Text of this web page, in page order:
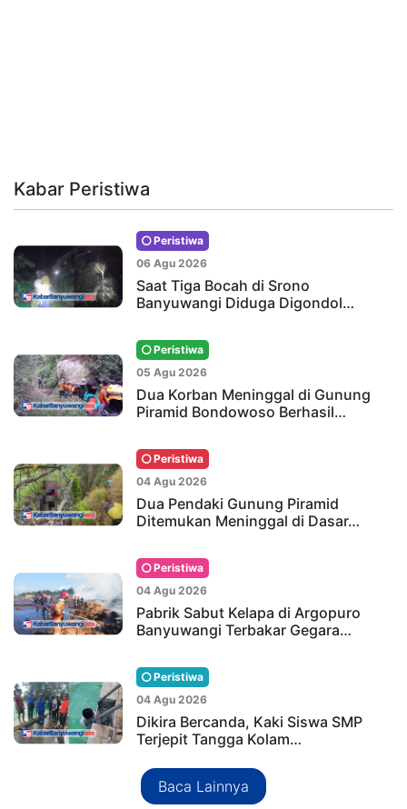
Kabar Peristiwa
Peristiwa
06 Agu 2026
Saat Tiga Bocah di Srono
Banyuwangi Diduga Digondol…
Peristiwa
05 Agu 2026
Dua Korban Meninggal di Gunung
Piramid Bondowoso Berhasil…
Peristiwa
04 Agu 2026
Dua Pendaki Gunung Piramid
Ditemukan Meninggal di Dasar…
Peristiwa
04 Agu 2026
Pabrik Sabut Kelapa di Argopuro
Banyuwangi Terbakar Gegara…
Peristiwa
04 Agu 2026
Dikira Bercanda, Kaki Siswa SMP
Terjepit Tangga Kolam…
Baca Lainnya